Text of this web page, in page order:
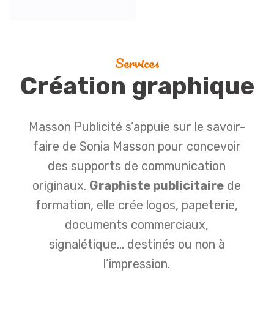
Services
Création graphique
Masson Publicité s’appuie sur le savoir-
faire de Sonia Masson pour concevoir
des supports de communication
originaux. Graphiste publicitaire de
formation, elle crée logos, papeterie,
documents commerciaux,
signalétique… destinés ou non à
l’impression.